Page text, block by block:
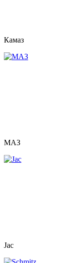
Камаз
МАЗ
Jac